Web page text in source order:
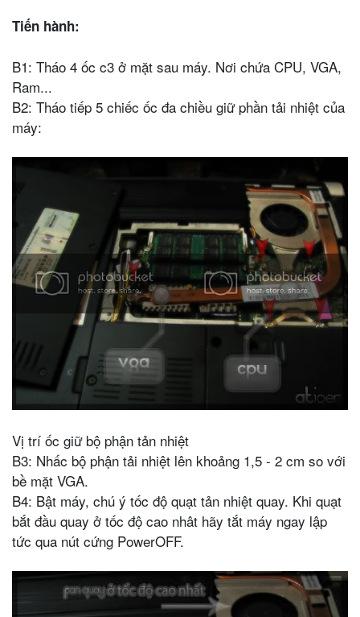
Tiến hành:
B1: Tháo 4 ốc c3 ở mặt sau máy. Nơi chứa CPU, VGA,
Ram...
B2: Tháo tiếp 5 chiếc ốc đa chiều giữ phần tải nhiệt của
máy:
Vị trí ốc giữ bộ phận tản nhiệt
B3: Nhấc bộ phận tải nhiệt lên khoảng 1,5 - 2 cm so với
bề mặt VGA.
B4: Bật máy, chú ý tốc độ quạt tản nhiệt quay. Khi quạt
bắt đầu quay ở tốc độ cao nhât hãy tắt máy ngay lập
tức qua nút cứng PowerOFF.